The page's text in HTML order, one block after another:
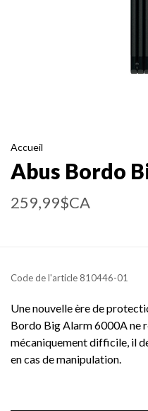
Accueil
Abus Bordo
259,99$CA
Code de l'article 810446-01
Une nouvelle ère de
Bordo Big Alarm 6000A ne
mécaniquement difficile, il
en cas de manipulation.